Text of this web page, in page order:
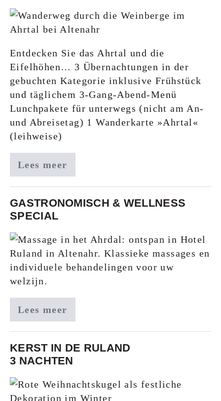
Entdecken Sie das Ahrtal und die
Eifelhöhen… 3 Übernachtungen in der
gebuchten Kategorie inklusive Frühstück
und täglichem 3-Gang-Abend-Menü
Lunchpakete für unterwegs (nicht am An-
und Abreisetag) 1 Wanderkarte »Ahrtal«
(leihweise)
Lees meer
GASTRONOMISCH & WELLNESS
SPECIAL
Lees meer
KERST IN DE RULAND
3 NACHTEN